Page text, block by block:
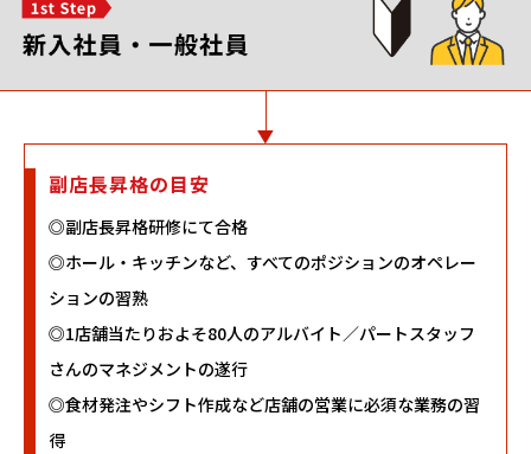
副店長昇格の目安
◎副店長昇格研修にて合格
◎ホール・キッチンなど、すべてのポジションのオペレー
ションの習熟
◎1店舗当たりおよそ80人のアルバイト／パートスタッフ
さんのマネジメントの遂行
◎食材発注やシフト作成など店舗の営業に必須な業務の習
得